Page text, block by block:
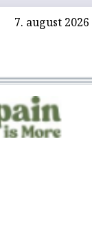
7. august 2026